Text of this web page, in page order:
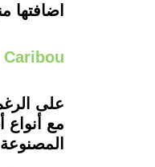
اضافتها
Caribou
على
مع